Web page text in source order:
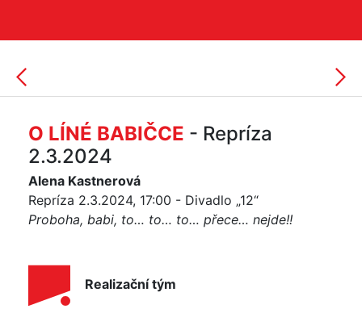
O LÍNÉ BABIČCE - Repríza
2.3.2024
Alena Kastnerová
Repríza 2.3.2024, 17:00 - Divadlo „12“
Proboha, babi, to… to… to… přece… nejde!!
Realizační tým